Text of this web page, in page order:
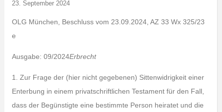
23. September 2024
OLG München, Beschluss vom 23.09.2024, AZ 33 Wx 325/23
e
Ausgabe: 09/2024Erbrecht
1. Zur Frage der (hier nicht gegebenen) Sittenwidrigkeit einer
Enterbung in einem privatschriftlichen Testament für den Fall,
dass der Begünstigte eine bestimmte Person heiratet und die